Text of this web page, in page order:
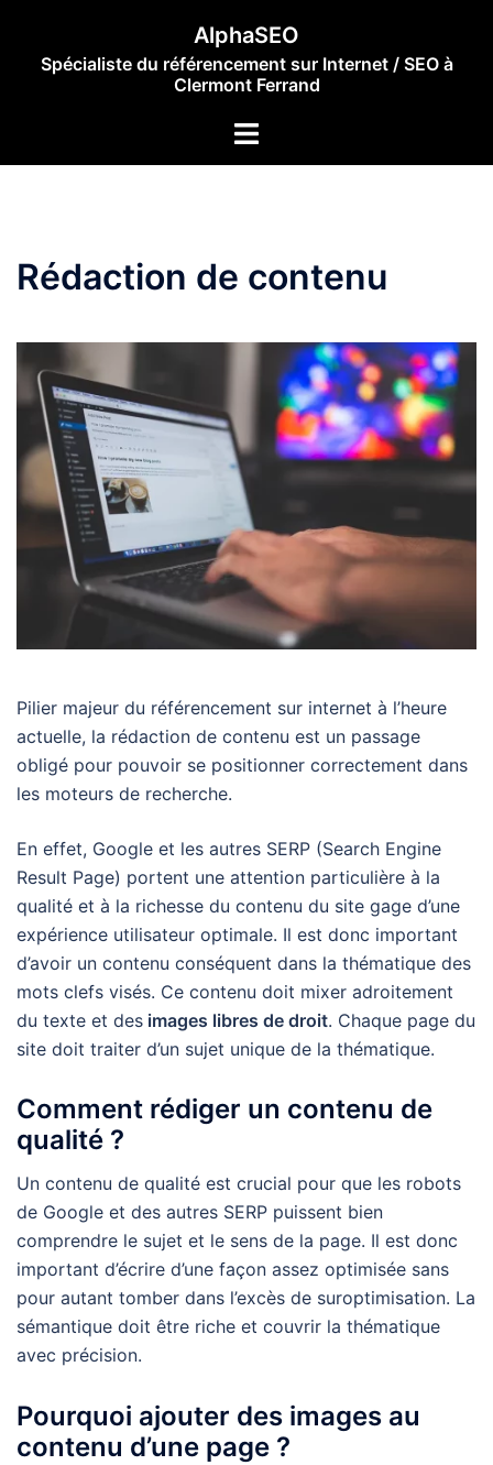
AlphaSEO
Spécialiste du référencement sur Internet / SEO à
Clermont Ferrand
Rédaction de contenu
Pilier majeur du référencement sur internet à l’heure
actuelle, la rédaction de contenu est un passage
obligé pour pouvoir se positionner correctement dans
les moteurs de recherche.
En effet, Google et les autres SERP (Search Engine
Result Page) portent une attention particulière à la
qualité et à la richesse du contenu du site gage d’une
expérience utilisateur optimale. Il est donc important
d’avoir un contenu conséquent dans la thématique des
mots clefs visés. Ce contenu doit mixer adroitement
du texte et des images libres de droit. Chaque page du
site doit traiter d’un sujet unique de la thématique.
Comment rédiger un contenu de
qualité ?
Un contenu de qualité est crucial pour que les robots
de Google et des autres SERP puissent bien
comprendre le sujet et le sens de la page. Il est donc
important d’écrire d’une façon assez optimisée sans
pour autant tomber dans l’excès de suroptimisation. La
sémantique doit être riche et couvrir la thématique
avec précision.
Pourquoi ajouter des images au
contenu d’une page ?